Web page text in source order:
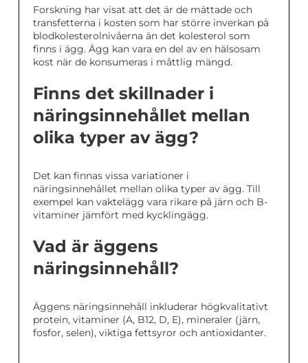
Forskning har visat att det är de mättade och
transfetterna i kosten som har större inverkan på
blodkolesterolnivåerna än det kolesterol som
finns i ägg. Ägg kan vara en del av en hälsosam
kost när de konsumeras i måttlig mängd.
Finns det skillnader i
näringsinnehållet mellan
olika typer av ägg?
Det kan finnas vissa variationer i
näringsinnehållet mellan olika typer av ägg. Till
exempel kan vaktelägg vara rikare på järn och B-
vitaminer jämfört med kycklingägg.
Vad är äggens
näringsinnehåll?
Äggens näringsinnehåll inkluderar högkvalitativt
protein, vitaminer (A, B12, D, E), mineraler (järn,
fosfor, selen), viktiga fettsyror och antioxidanter.